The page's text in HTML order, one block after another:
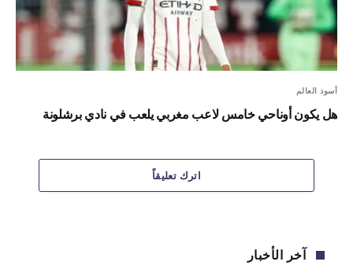
أسود العالم
هل يكون أوناحي خامس لاعب مغربي يلعب في نادي برشلونة
اترك تعليقاً
آخر الأخبار